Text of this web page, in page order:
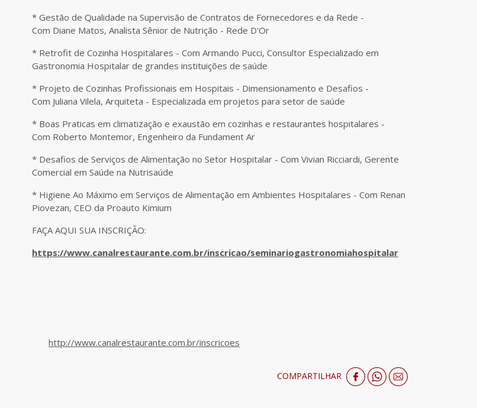
* Gestão de Qualidade na Supervisão de Contratos de Fornecedores e da Rede -
Com Diane Matos, Analista Sênior de Nutrição - Rede D'Or
* Retrofit de Cozinha Hospitalares - Com Armando Pucci, Consultor Especializado em
Gastronomia Hospitalar de grandes instituições de saúde
* Projeto de Cozinhas Profissionais em Hospitais - Dimensionamento e Desafios -
Com Juliana Vilela, Arquiteta - Especializada em projetos para setor de saúde
* Boas Praticas em climatização e exaustão em cozinhas e restaurantes hospitalares -
Com Roberto Montemor, Engenheiro da Fundament Ar
* Desafios de Serviços de Alimentação no Setor Hospitalar - Com Vivian Ricciardi, Gerente
Comercial em Saúde na Nutrisaúde
* Higiene Ao Máximo em Serviços de Alimentação em Ambientes Hospitalares - Com Renan
Piovezan, CEO da Proauto Kimium
FAÇA AQUI SUA INSCRIÇÃO:
https://www.canalrestaurante.com.br/inscricao/seminariogastronomiahospitalar
http://www.canalrestaurante.com.br/inscricoes
COMPARTILHAR